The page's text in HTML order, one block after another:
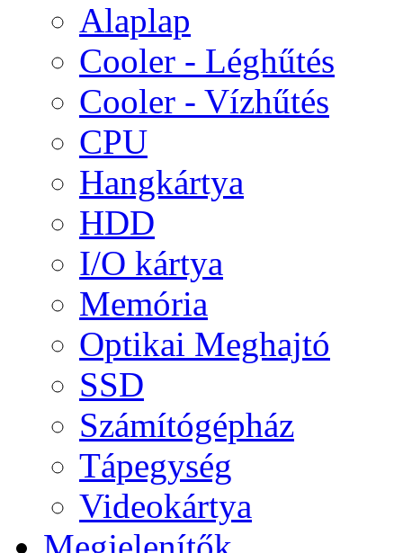
Alaplap
Cooler - Léghűtés
Cooler - Vízhűtés
CPU
Hangkártya
HDD
I/O kártya
Memória
Optikai Meghajtó
SSD
Számítógépház
Tápegység
Videokártya